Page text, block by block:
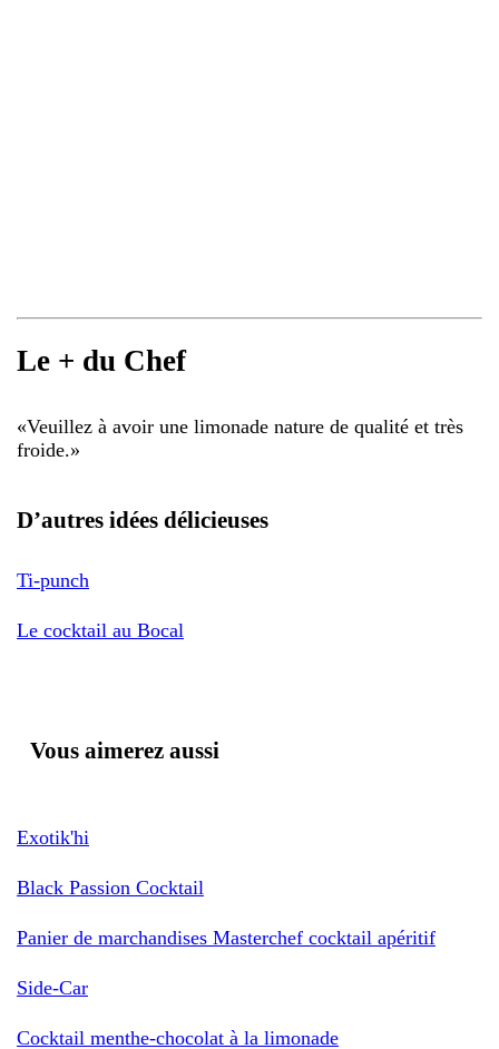
Le + du Chef
«Veuillez à avoir une limonade nature de qualité et très
froide.»
D’autres idées délicieuses
Ti-punch
Le cocktail au Bocal
Vous aimerez aussi
Exotik'hi
Black Passion Cocktail
Panier de marchandises Masterchef cocktail apéritif
Side-Car
Cocktail menthe-chocolat à la limonade